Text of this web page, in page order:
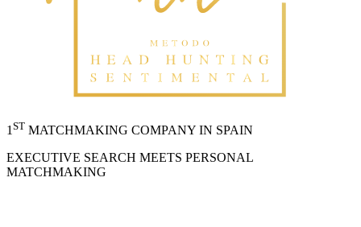
1 ST MATCHMAKING COMPANY IN SPAIN
EXECUTIVE SEARCH MEETS PERSONAL
MATCHMAKING